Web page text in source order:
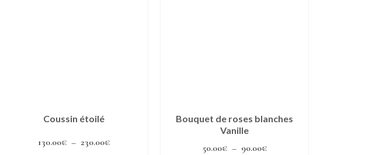
Coussin étoilé
130.00€ – 230.00€Plage
Bouquet de roses blanches
Vanille
50.00€ – 90.00€Plage